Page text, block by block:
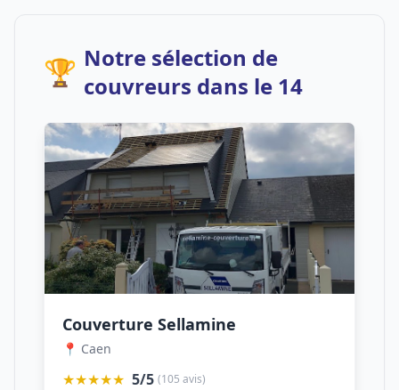
🏆 Notre sélection de
couvreurs dans le 14
Couverture Sellamine
📍 Caen
★★★★★ 5/5 (105 avis)